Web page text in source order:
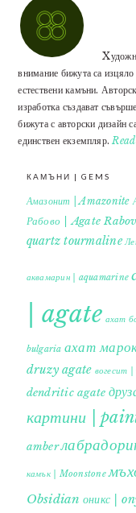
внимание бижута са
естествени камъни.
изработка създават
бижута с авторски дизайн
единствен екземпляр.
КАМЪНИ | GEMS
Амазонит | Amazonite
Рабово | Agate
quartz tourmaline
аквамарин | aquamarine
| agate ахат
bulgaria ахат
druzy agate вогесит
dendritic agate
картини |
amber
камък | Moonstone
Obsidian оникс |